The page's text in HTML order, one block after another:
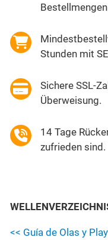
Stunden mit
Sichere SSL-
Überweisung.
14 Tage
zufrieden
<< Guía de Olas y